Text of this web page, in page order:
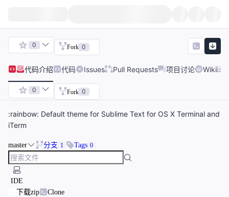
0 Fork 0
代码介绍 代码 Issues Pull Requests 项目讨论 Wiki
0 Fork 0
:rainbow: Default theme for Sublime Text for OS X Terminal and
iTerm
master 分支 1 Tags 0
IDE
下载zip
Clone